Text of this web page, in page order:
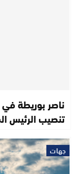
ناصر بوريطة
تنصيب الرئيس
جهات